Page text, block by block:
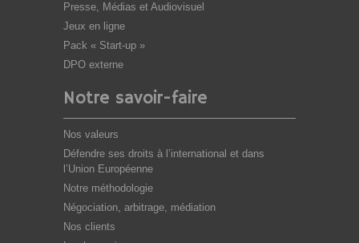
Presse, Médias et Audiovisuel
Jeux en ligne
Pack « Start-up »
DPO externe
Notre savoir-faire
Nos valeurs
Défendre ses droits à l’international et dans
l’Union Européenne
Notre méthodologie
Négociation, arbitrage, médiation
Nos clients